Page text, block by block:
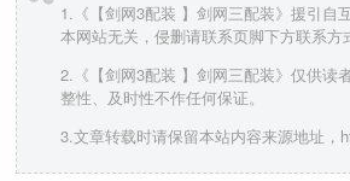
1.《【剑网3配装 】剑网三配装》援引自
本网站无关，侵删请联系页脚下方联系方
2.《【剑网3配装 】剑网三配装》仅供读
整性、及时性不作任何保证。
3.文章转载时请保留本站内容来源地址